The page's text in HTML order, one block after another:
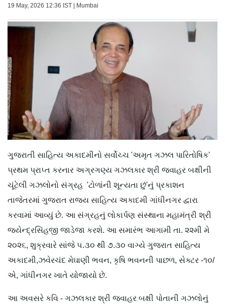
19 May, 2026 12:36 IST | Mumbai
ગુજરાતી સાહિત્ય અકાદમીનો સર્વોચ્ચ 'અમૃત ગઝલ પારિતોષિક'
પ્રથમ પ્રાપ્ત કરનાર અગ્રગણ્ય ગઝલકાર શ્રી જવાહર બક્ષીની
ચૂંટેલી ગઝલોનો સંગ્રહ 'ટોળાંની શૂન્યતા છું'નું પ્રકાશન
તાજેતરમાં ગુજરાત રાજ્ય સાહિત્ય અકાદમી ગાંધીનગર દ્વારા
કરવામાં આવ્યું છે. આ સંગ્રહનું લોકાર્પણ સંસ્થાના મહામંત્રી શ્રી
જયેન્દ્રસિંહજી જાડેજા કરશે. આ સમારંભ આગામી તા. ૨૨મી મે
૨૦૨૬, શુક્રવારે સાંજે ૫.૩૦ થી ૭.૩૦ વાગ્યે ગુજરાત સાહિત્ય
અકાદમી,ઝવેરચંદ મેઘાણી ભવન, કૃષિ ભવનની પાછળ, સેક્ટર -૧૦/
એ, ગાંધીનગર ખાતે યોજાયો છે.
આ અવસરે કવિ - ગઝલકાર શ્રી જવાહર બક્ષી પોતાની ગઝલોનું